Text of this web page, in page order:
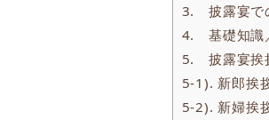
3. 披露宴で
4. 基礎知識
5. 披露宴挨
5-1). 新郎挨
5-2). 新婦挨